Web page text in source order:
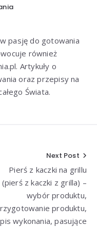
pasję do gotowania
również
Artykuły o
oraz przepisy na
Świata.
Next Post
Pierś z kaczki na grillu
(pierś z kaczki z grilla) –
wybór produktu,
produktu,
wykonania, pasujące